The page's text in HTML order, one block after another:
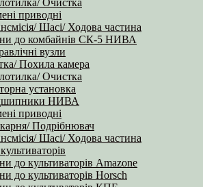
Очистка
приводні
Шасі/ Ходова частина
до комбайнів СК-5 НИВА
вузли
Похила камера
Очистка
установка
НИВА
приводні
Подрібнювач
Шасі/ Ходова частина
до культиваторів Amazone
до культиваторів Horsch